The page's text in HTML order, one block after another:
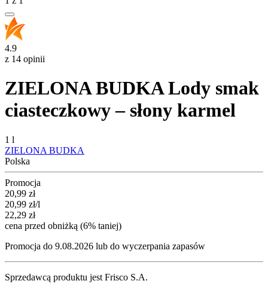
4.9
z 14 opinii
ZIELONA BUDKA Lody smak
ciasteczkowy – słony karmel
1 l
ZIELONA BUDKA
Polska
Promocja
Cena promocyjna
20,99 zł
20,99 zł/l
22,29 zł
cena przed obniżką (6% taniej)
Promocja do 9.08.2026 lub do wyczerpania zapasów
Sprzedawcą produktu jest Frisco S.A.